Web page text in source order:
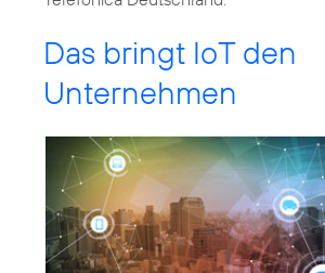
Das bringt IoT den
Unternehmen